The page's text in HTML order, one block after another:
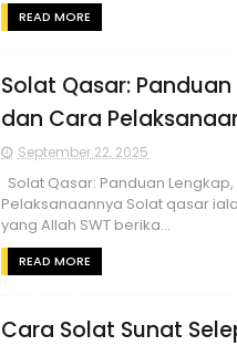
READ MORE
Solat Qasar:
dan Cara
September 22, 2025
Solat Qasar: Panduan
Pelaksanaannya Solat qasar
yang Allah SWT berika...
READ MORE
Cara Solat Sunat